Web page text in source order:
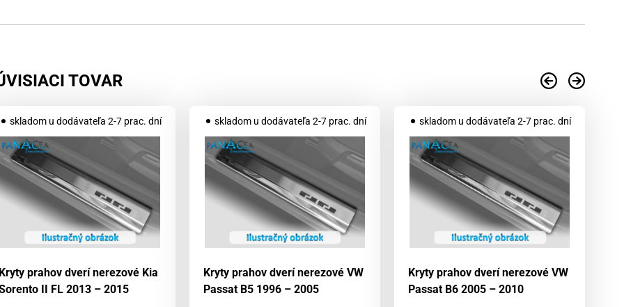
TOVAR
skladom u dodávateľa 2-7 prac. dní
prahov dverí nerezové Kia
II FL 2013 – 2015
skladom u dodávateľa 2-7 prac. dní
Kryty prahov dverí nerezové VW
Passat B5 1996 – 2005
skladom u dodávateľa 2-7 prac. dní
Kryty prahov dverí nerezové VW
Passat B6 2005 – 2010